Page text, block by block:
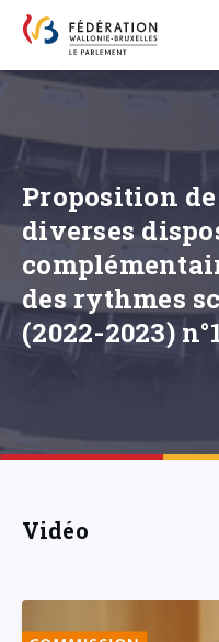
Proposition
diverses
des rythmes
(2022-2023)
Vidéo